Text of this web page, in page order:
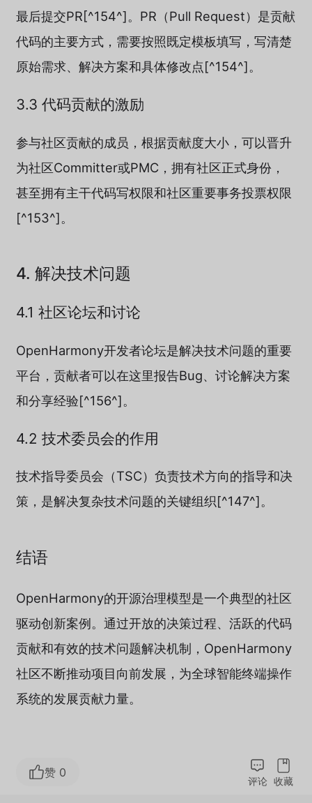
最后提交PR[^154^]。PR（Pull Request）是贡献
代码的主要方式，需要按照既定模板填写，写清楚
原始需求、解决方案和具体修改点[^154^]。
3.3 代码贡献的激励
参与社区贡献的成员，根据贡献度大小，可以晋升
为社区Committer或PMC，拥有社区正式身份，
甚至拥有主干代码写权限和社区重要事务投票权限
[^153^]。
4. 解决技术问题
4.1 社区论坛和讨论
OpenHarmony开发者论坛是解决技术问题的重要
平台，贡献者可以在这里报告Bug、讨论解决方案
和分享经验[^156^]。
4.2 技术委员会的作用
技术指导委员会（TSC）负责技术方向的指导和决
策，是解决复杂技术问题的关键组织[^147^]。
结语
OpenHarmony的开源治理模型是一个典型的社区
驱动创新案例。通过开放的决策过程、活跃的代码
贡献和有效的技术问题解决机制，OpenHarmony
社区不断推动项目向前发展，为全球智能终端操作
系统的发展贡献力量。
赞 0
评论 收藏